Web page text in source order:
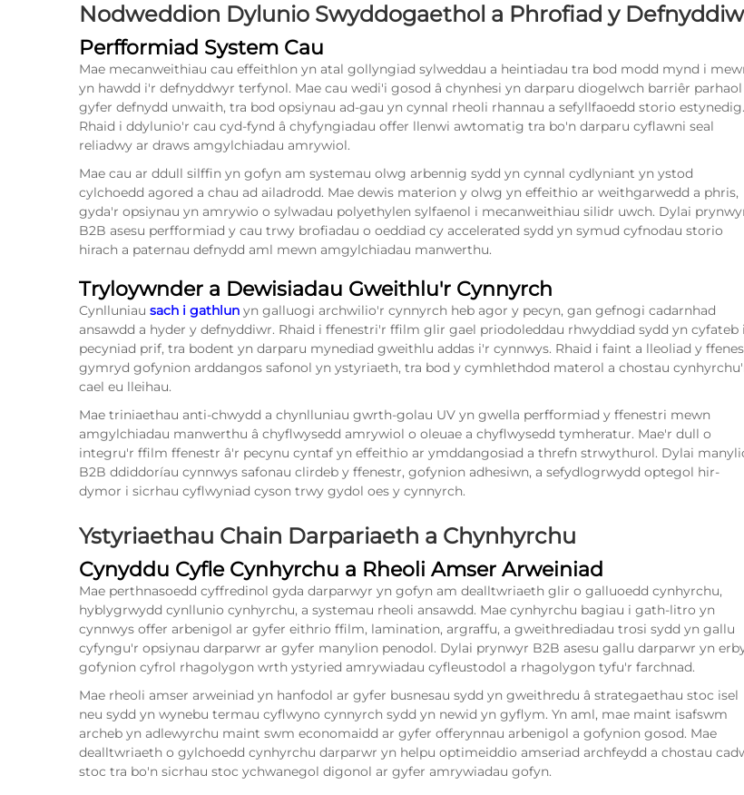
Nodweddion Dylunio Swyddogaethol a Phrofiad y
Perfformiad System Cau
Mae mecanweithiau cau effeithlon yn atal gollyngiad sylweddau a heintiadau tra bod modd mynd i
yn hawdd i'r defnyddwyr terfynol. Mae cau wedi'i gosod â chynhesi yn darparu diogelwch barriêr parhaol
gyfer defnydd unwaith, tra bod opsiynau ad-gau yn cynnal rheoli rhannau a sefyllfaoedd storio estynedig.
Rhaid i ddylunio'r cau cyd-fynd â chyfyngiadau offer llenwi awtomatig tra bo'n darparu cyflawni seal
reliadwy ar draws amgylchiadau amrywiol.
Mae cau ar ddull silffin yn gofyn am systemau olwg arbennig sydd yn cynnal cydlyniant yn ystod
cylchoedd agored a chau ad ailadrodd. Mae dewis materion y olwg yn effeithio ar weithgarwedd a phris,
gyda'r opsiynau yn amrywio o sylwadau polyethylen sylfaenol i mecanweithiau silidr uwch. Dylai
B2B asesu perfformiad y cau trwy brofiadau o oeddiad cy accelerated sydd yn symud cyfnodau storio
hirach a paternau defnydd aml mewn amgylchiadau manwerthu.
Tryloywnder a Dewisiadau Gweithlu'r Cynnyrch
Cynlluniau sach i gathlun yn galluogi archwilio'r cynnyrch heb agor y pecyn, gan gefnogi cadarnhad
ansawdd a hyder y defnyddiwr. Rhaid i ffenestri'r ffilm glir gael priodoleddau rhwyddiad sydd yn cyfateb
pecyniad prif, tra bodent yn darparu mynediad gweithlu addas i'r cynnwys. Rhaid i faint a lleoliad y
gymryd gofynion arddangos safonol yn ystyriaeth, tra bod y cymhlethdod materol a chostau
cael eu lleihau.
Mae triniaethau anti-chwydd a chynlluniau gwrth-golau UV yn gwella perfformiad y ffenestri mewn
amgylchiadau manwerthu â chyflwysedd amrywiol o oleuae a chyflwysedd tymheratur. Mae'r dull o
integru'r ffilm ffenestr â'r pecynu cyntaf yn effeithio ar ymddangosiad a threfn strwythurol. Dylai
B2B ddiddoríau cynnwys safonau clirdeb y ffenestr, gofynion adhesiwn, a sefydlogrwydd optegol hir-
dymor i sicrhau cyflwyniad cyson trwy gydol oes y cynnyrch.
Ystyriaethau Chain Darpariaeth a Chynhyrchu
Cynyddu Cyfle Cynhyrchu a Rheoli Amser Arweiniad
Mae perthnasoedd cyffredinol gyda darparwyr yn gofyn am dealltwriaeth glir o galluoedd cynhyrchu,
hyblygrwydd cynllunio cynhyrchu, a systemau rheoli ansawdd. Mae cynhyrchu bagiau i gath-litro yn
cynnwys offer arbenigol ar gyfer eithrio ffilm, lamination, argraffu, a gweithrediadau trosi sydd yn gallu
cyfyngu'r opsiynau darparwr ar gyfer manylion penodol. Dylai prynwyr B2B asesu gallu darparwr yn
gofynion cyfrol rhagolygon wrth ystyried amrywiadau cyfleustodol a rhagolygon tyfu'r farchnad.
Mae rheoli amser arweiniad yn hanfodol ar gyfer busnesau sydd yn gweithredu â strategaethau stoc isel
neu sydd yn wynebu termau cyflwyno cynnyrch sydd yn newid yn gyflym. Yn aml, mae maint isafswm
archeb yn adlewyrchu maint swm economaidd ar gyfer offerynnau arbenigol a gofynion gosod. Mae
dealltwriaeth o gylchoedd cynhyrchu darparwr yn helpu optimeiddio amseriad archfeydd a chostau
stoc tra bo'n sicrhau stoc ychwanegol digonol ar gyfer amrywiadau gofyn.